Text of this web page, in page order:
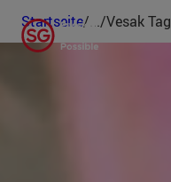
Startseite/ .../Vesak Tag